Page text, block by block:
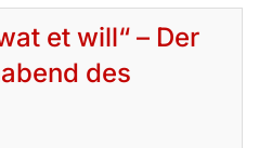
et will“ – Der
des